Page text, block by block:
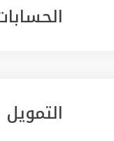
التمويل